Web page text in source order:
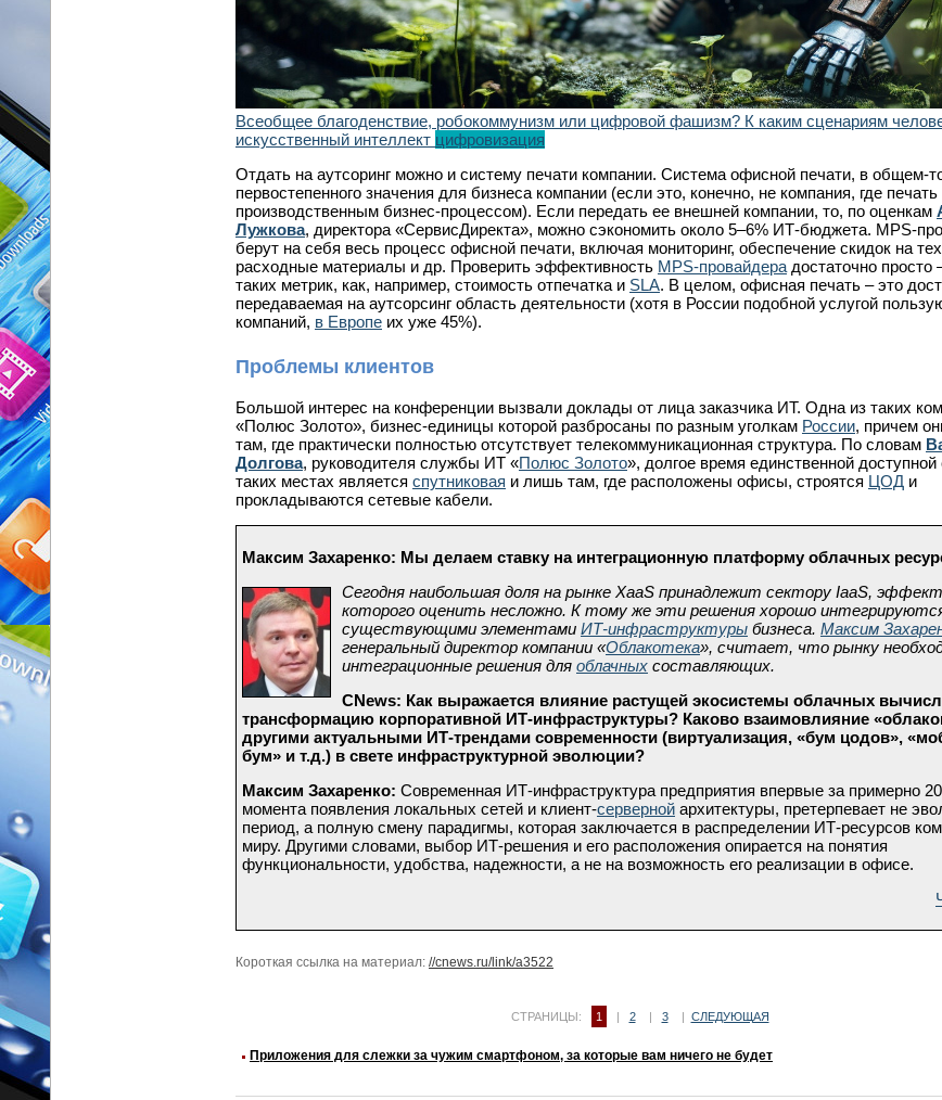
Всеобщее благоденствие, робокоммунизм или цифровой фашизм? К каким сценариям
искусственный интеллект цифровизация
Отдать на аутсоринг можно и систему печати компании. Система офисной печати, в общем-
первостепенного значения для бизнеса компании (если это, конечно, не компания, где
производственным бизнес-процессом). Если передать ее внешней компании, то, по оценкам
Лужкова, директора «СервисДиректа», можно сэкономить около 5–6% ИТ-бюджета. MPS-
берут на себя весь процесс офисной печати, включая мониторинг, обеспечение скидок на
расходные материалы и др. Проверить эффективность MPS-провайдера достаточно просто
таких метрик, как, например, стоимость отпечатка и SLA. В целом, офисная печать – это
передаваемая на аутсорсинг область деятельности (хотя в России подобной услугой
компаний, в Европе их уже 45%).
Проблемы клиентов
Большой интерес на конференции вызвали доклады от лица заказчика ИТ. Одна из таких
«Полюс Золото», бизнес-единицы которой разбросаны по разным уголкам России, причем
там, где практически полностью отсутствует телекоммуникационная структура. По словам
Долгова, руководителя службы ИТ «Полюс Золото», долгое время единственной
таких местах является спутниковая и лишь там, где расположены офисы, строятся ЦОД и
прокладываются сетевые кабели.
Максим Захаренко: Мы делаем ставку на интеграционную платформу облачных
Сегодня наибольшая доля на рынке XaaS принадлежит сектору IaaS,
которого оценить несложно. К тому же эти решения хорошо
существующими элементами ИТ-инфраструктуры бизнеса. Максим
генеральный директор компании «Облакотека», считает, что рынку
интеграционные решения для облачных составляющих.
CNews: Как выражается влияние растущей экосистемы облачных
трансформацию корпоративной ИТ-инфраструктуры? Каково взаимовлияние
другими актуальными ИТ-трендами современности (виртуализация, «бум цодов»,
бум» и т.д.) в свете инфраструктурной эволюции?
Максим Захаренко: Современная ИТ-инфраструктура предприятия впервые за примерно
момента появления локальных сетей и клиент-серверной архитектуры, претерпевает не
период, а полную смену парадигмы, которая заключается в распределении ИТ-ресурсов
миру. Другими словами, выбор ИТ-решения и его расположения опирается на понятия
функциональности, удобства, надежности, а не на возможность его реализации в офисе.
Короткая ссылка на материал: //cnews.ru/link/a3522
СТРАНИЦЫ: 1 | 2 | 3 | СЛЕДУЮЩАЯ
Приложения для слежки за чужим смартфоном, за которые вам ничего не будет